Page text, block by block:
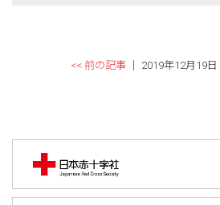
<< 前の記事 │ 2019年12月19